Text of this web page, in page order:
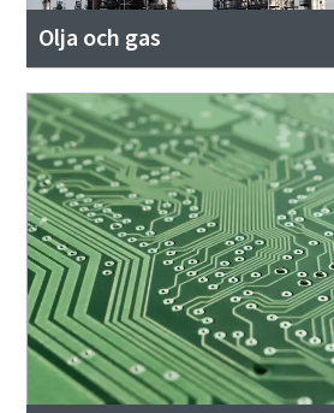
Olja och gas